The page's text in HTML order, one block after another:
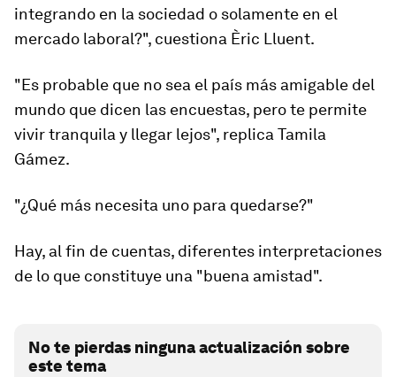
integrando en la sociedad o solamente en el
mercado laboral?", cuestiona Èric Lluent.
"Es probable que no sea el país más amigable del
mundo que dicen las encuestas, perote permite
vivir tranquila y llegar lejos", replica Tamila
Gámez.
"¿Qué más necesita uno para quedarse?"
Hay, al fin de cuentas, diferentes interpretaciones
de lo que constituye una "buena amistad".
No te pierdas ninguna actualización sobre
este tema